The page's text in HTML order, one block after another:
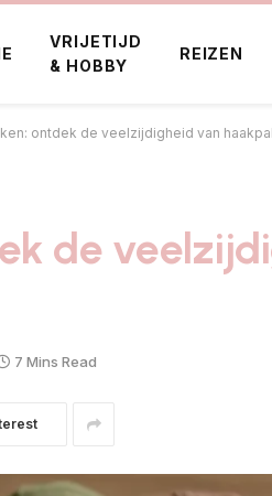
VRIJETIJD
& HOBBY
REIZEN
ontdek de veelzijdigheid van
de
7 Mins Read